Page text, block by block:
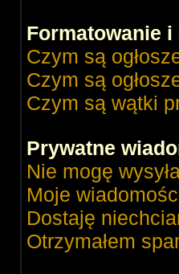
Formatowanie
Czym są
Czym są
Czym są wątki
Prywatne
Nie mogę
Moje
Dostaję
Otrzymałem